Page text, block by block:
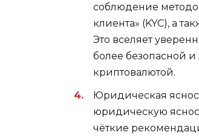
соблюдение
клиента» (KYC), а
Это вселяет
более безопасной
криптовалютой.
Юридическая
юридическую
чёткие